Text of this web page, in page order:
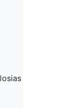
von